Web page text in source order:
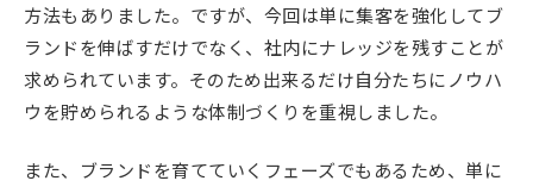
方法もありました。ですが、今回は単に集客を強化してブ
ランドを伸ばすだけでなく、社内にナレッジを残すことが
求められています。そのため出来るだけ自分たちにノウハ
ウを貯められるような体制づくりを重視しました。
また、ブランドを育てていくフェーズでもあるため、単に